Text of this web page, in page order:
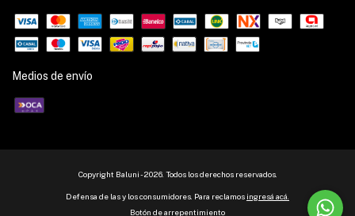
Medios de envío
Copyright Baluni - 2026. Todos los derechos reservados.
Defensa de las y los consumidores. Para reclamos ingresá acá.
Botón de arrepentimiento